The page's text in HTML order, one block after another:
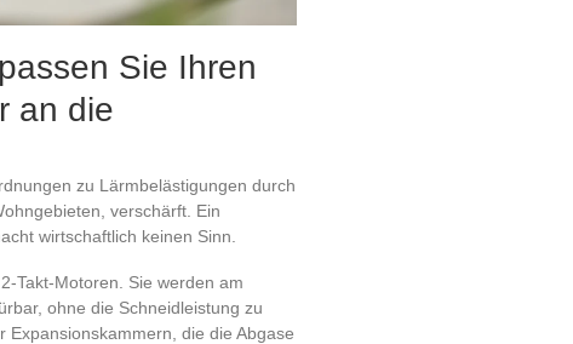
Sie Ihren
an die
zu Lärmbelästigungen durch
verschärft. Ein
wirtschaftlich keinen Sinn.
Takt-Motoren. Sie werden am
ohne die Schneidleistung zu
die die Abgase